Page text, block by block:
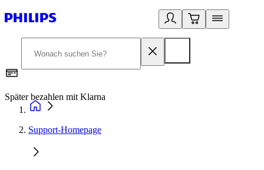
Später bezahlen mit Klarna
Support-Homepage